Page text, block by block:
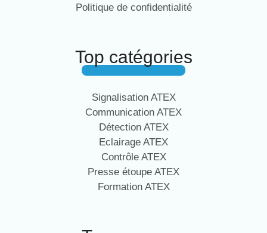
Politique de confidentialité
Top catégories
Signalisation ATEX
Communication ATEX
Détection ATEX
Eclairage ATEX
Contrôle ATEX
Presse étoupe ATEX
Formation ATEX